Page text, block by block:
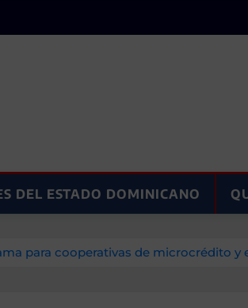
DEL ESTADO DOMINICANO
para cooperativas de microcrédito